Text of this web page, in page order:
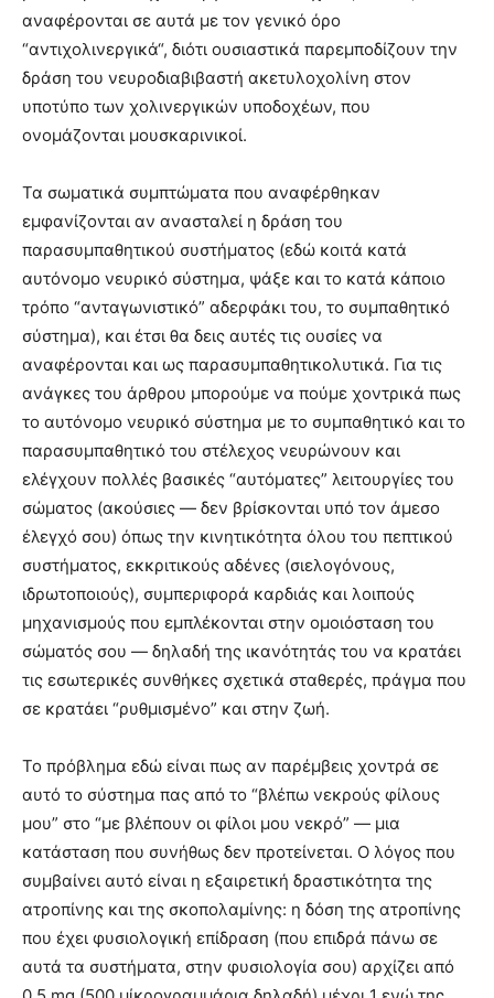
αναφέρονται σε αυτά με τον γενικό όρο
“αντιχολινεργικά“, διότι ουσιαστικά παρεμποδίζουν την
δράση του νευροδιαβιβαστή ακετυλοχολίνη στον
υποτύπο των χολινεργικών υποδοχέων, που
ονομάζονται μουσκαρινικοί.
Τα σωματικά συμπτώματα που αναφέρθηκαν
εμφανίζονται αν ανασταλεί η δράση του
παρασυμπαθητικού συστήματος (εδώ κοιτά κατά
αυτόνομο νευρικό σύστημα, ψάξε και το κατά κάποιο
τρόπο “ανταγωνιστικό” αδερφάκι του, το συμπαθητικό
σύστημα), και έτσι θα δεις αυτές τις ουσίες να
αναφέρονται και ως παρασυμπαθητικολυτικά. Για τις
ανάγκες του άρθρου μπορούμε να πούμε χοντρικά πως
το αυτόνομο νευρικό σύστημα με το συμπαθητικό και το
παρασυμπαθητικό του στέλεχος νευρώνουν και
ελέγχουν πολλές βασικές “αυτόματες” λειτουργίες του
σώματος (ακούσιες — δεν βρίσκονται υπό τον άμεσο
έλεγχό σου) όπως την κινητικότητα όλου του πεπτικού
συστήματος, εκκριτικούς αδένες (σιελογόνους,
ιδρωτοποιούς), συμπεριφορά καρδιάς και λοιπούς
μηχανισμούς που εμπλέκονται στην ομοιόσταση του
σώματός σου — δηλαδή της ικανότητάς του να κρατάει
τις εσωτερικές συνθήκες σχετικά σταθερές, πράγμα που
σε κρατάει “ρυθμισμένο” και στην ζωή.
Το πρόβλημα εδώ είναι πως αν παρέμβεις χοντρά σε
αυτό το σύστημα πας από το “βλέπω νεκρούς φίλους
μου” στο “με βλέπουν οι φίλοι μου νεκρό” — μια
κατάσταση που συνήθως δεν προτείνεται. Ο λόγος που
συμβαίνει αυτό είναι η εξαιρετική δραστικότητα της
ατροπίνης και της σκοπολαμίνης: η δόση της ατροπίνης
που έχει φυσιολογική επίδραση (που επιδρά πάνω σε
αυτά τα συστήματα, στην φυσιολογία σου) αρχίζει από